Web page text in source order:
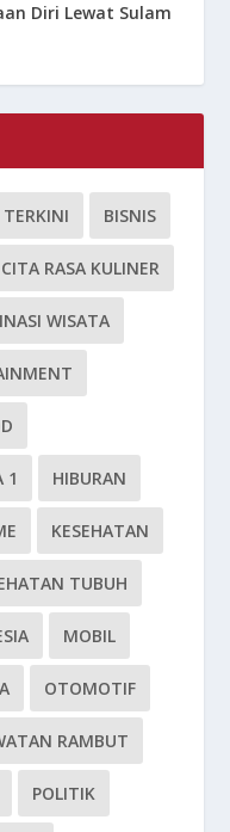
Diri Lewat Sulam
BISNIS
CITA RASA KULINER
WISATA
1 HIBURAN
KESEHATAN
TUBUH
MOBIL
OTOMOTIF
RAMBUT
POLITIK